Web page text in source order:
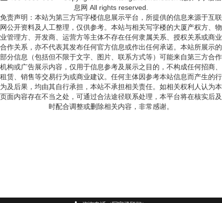
息网 All rights reserved.
免责声明：本站为第三方写字楼信息展示平台，所提供的信息来源于互联
网公开资料及人工整理，仅供参考。本站与相关写字楼的大厦产权方、物
业管理方、开发商、运营方等主体不存在任何隶属关系、授权关系或商业
合作关系，亦不代表其发布任何官方信息或作出任何承诺。本站所展示的
部分信息（包括但不限于文字、图片、联系方式等）可能来自第三方合作
机构或广告展示内容，仅用于信息参考及展示之目的，不构成任何招商、
租赁、销售等交易行为或商业建议。任何主体因参考本站信息而产生的行
为及后果，均由其自行承担，本站不承担相关责任。如相关权利人认为本
页面内容存在不当之处，可通过合法途径联系处理，本平台将在核实后及
时配合调整或删除相关内容，非常感谢。